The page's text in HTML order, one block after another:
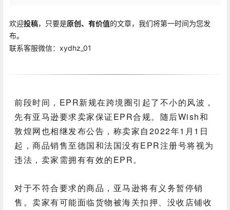
欢迎投稿，只要是原创、有价值的文章，我们将第一时间为您发
布。
联系客服微信：xydhz_01
前段时间，EPR新规在跨境圈引起了不小的风波，
先有亚马逊要求卖家保证EPR合规。随后Wish和
敦煌网也相继发布公告，称卖家自2022年1月1日
起，商品销售至德国和法国没有EPR注册号将视为
违法，卖家需拥有有效的EPR。
对于不符合要求的商品，亚马逊将有义务暂停销
售。卖家有可能面临货物被海关扣押、没收店铺收